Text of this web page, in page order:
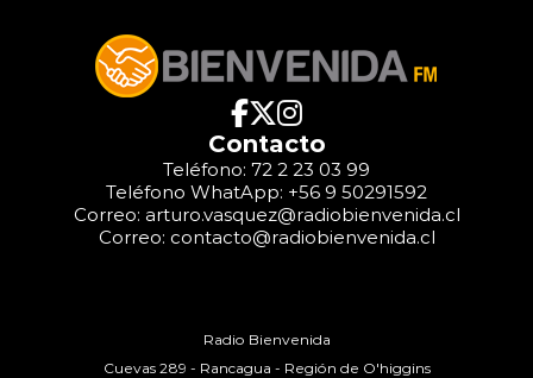
Contacto
Teléfono: 72 2 23 03 99
Teléfono WhatApp: +56 9 50291592
Correo: arturo.vasquez@radiobienvenida.cl
Correo: contacto@radiobienvenida.cl
Radio Bienvenida
Cuevas 289 - Rancagua - Región de O'higgins